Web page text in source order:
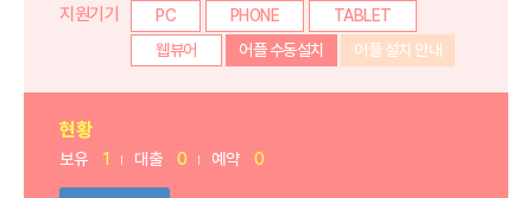
지원기기
PC PHONE
TABLET
웹뷰어
어플 수동설치 어플 설치 안내
현황
보유 1 대출 0 예약 0